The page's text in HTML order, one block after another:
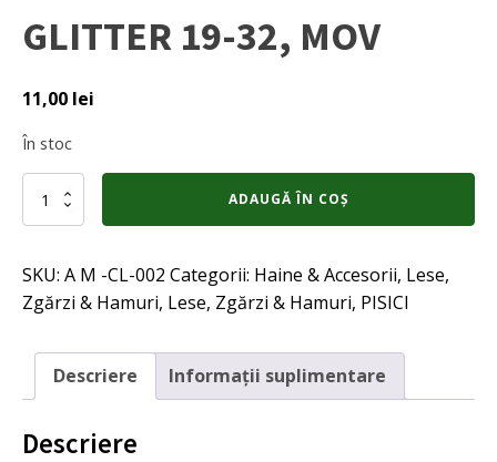
GLITTER 19-32, MOV
11,00 lei
În stoc
Cantitate
Zgarda
de
talie
mica
pisici
GLITTER
19-
MOV
ADAUGĂ ÎN COȘ
SKU: A M -CL-002 Categorii: Haine & Accesorii, Lese,
Zgărzi & Hamuri, Lese, Zgărzi & Hamuri, PISICI
Descriere Informații suplimentare
Descriere